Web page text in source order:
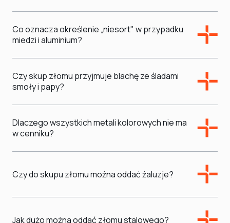
Co oznacza określenie „niesort" w przypadku
miedzi i aluminium?
Czy skup złomu przyjmuje blachę ze śladami
smoły i papy?
Dlaczego wszystkich metali kolorowych nie ma
w cenniku?
Czy do skupu złomu można oddać żaluzje?
Jak dużo można oddać złomu stalowego?